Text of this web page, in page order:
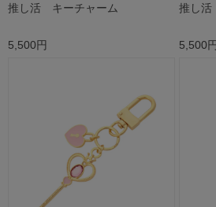
推し活 キーチャーム
5,500円
推し
5,500円